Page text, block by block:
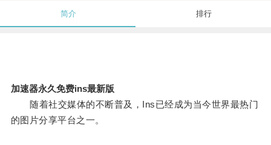
简介 排行
加速器永久免费ins最新版
随着社交媒体的不断普及，Ins已经成为当今世界最热门
的图片分享平台之一。